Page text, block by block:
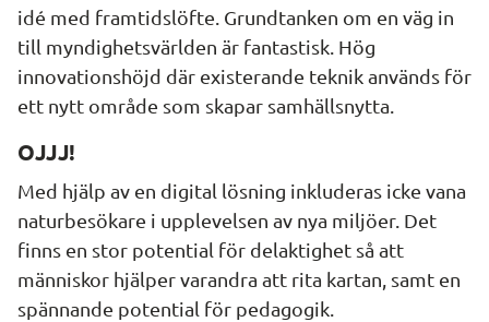
idé med framtidslöfte. Grundtanken om en väg in
till myndighetsvärlden är fantastisk. Hög
innovationshöjd där existerande teknik används för
ett nytt område som skapar samhällsnytta.
OJJJ!
Med hjälp av en digital lösning inkluderas icke vana
naturbesökare i upplevelsen av nya miljöer. Det
finns en stor potential för delaktighet så att
människor hjälper varandra att rita kartan, samt en
spännande potential för pedagogik.